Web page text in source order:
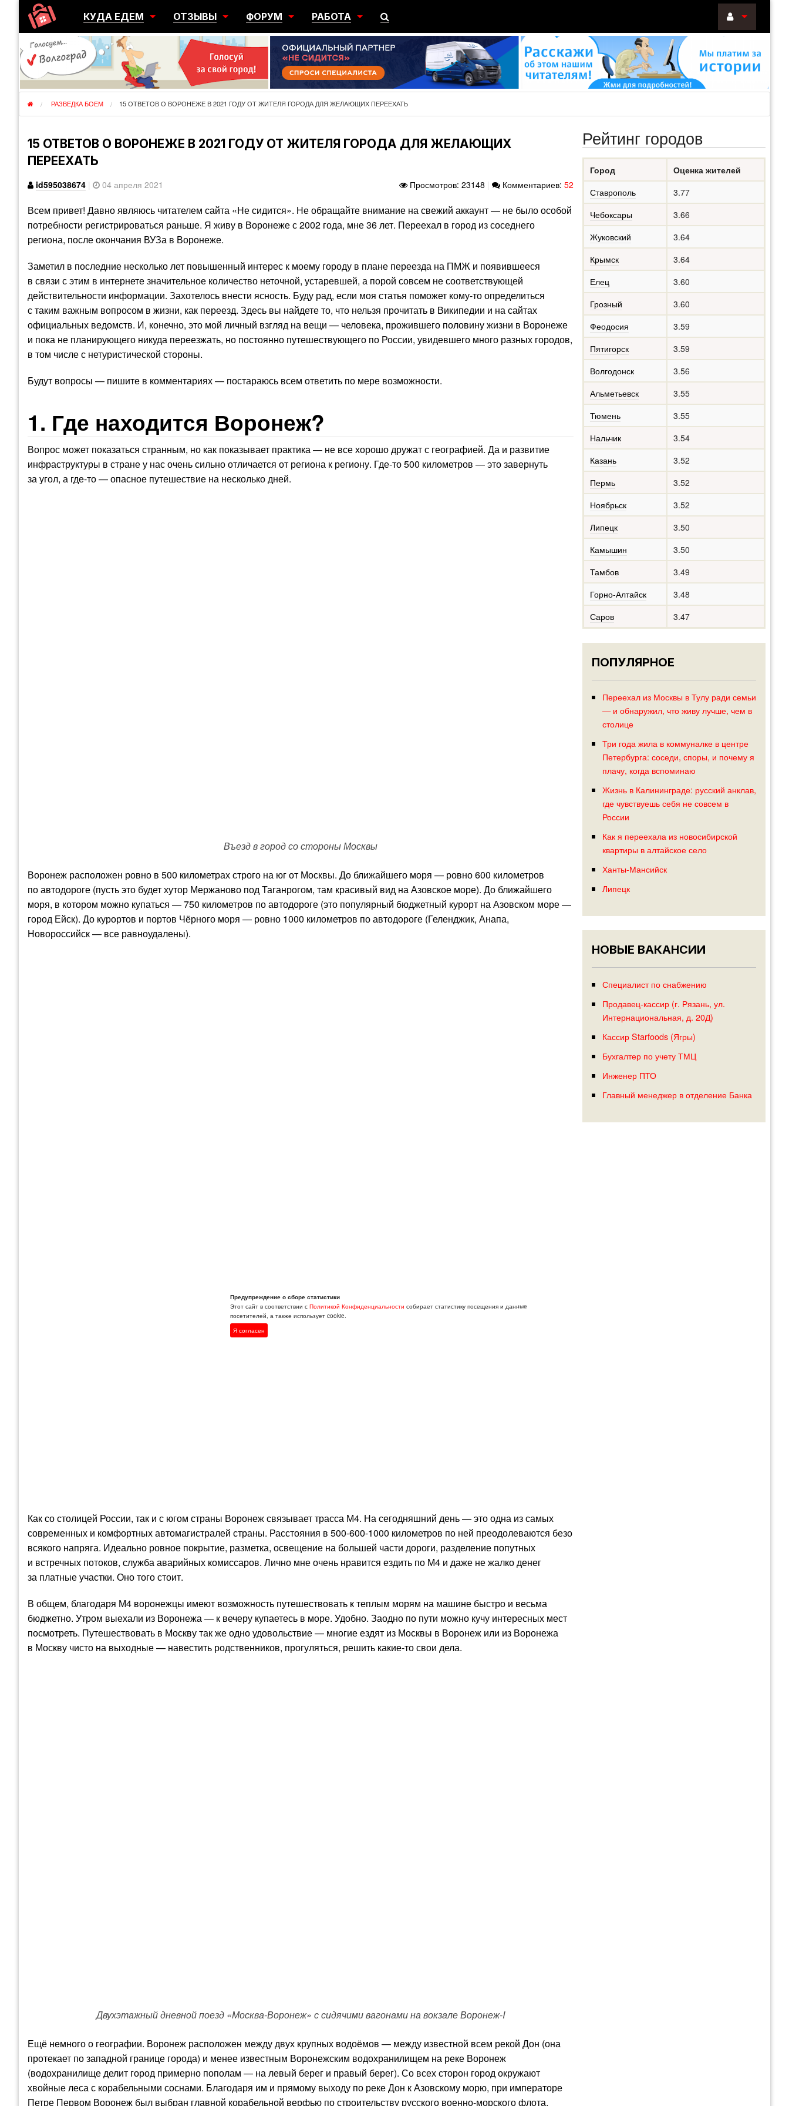
КУДА ЕДЕМ
ГОРОДА
РЕГИОНЫ
ОТЗЫВЫ
ПЕРЕЕЗДЫ
ЭМИГРАЦИЯ
ФОРУМ
ЮЖНЫЙ
РАБОТА
ПОИСК РАБОТЫ
РАЗМЕСТИТЬ ВАКАНСИЮ
Войти
РАЗВЕДКА БОЕМ 15 ОТВЕТОВ О ВОРОНЕЖЕ В 2021 ГОДУ ОТ ЖИТЕЛЯ ГОРОДА ДЛЯ ЖЕЛАЮЩИХ ПЕРЕЕХАТЬ
15 ОТВЕТОВ О ВОРОНЕЖЕ В 2021 ГОДУ ОТ ЖИТЕЛЯ ГОРОДА ДЛЯ ЖЕЛАЮЩИХ
ПЕРЕЕХАТЬ
id595038674 04 апреля 2021 Просмотров: 23148 Комментариев: 52
Всем привет! Давно являюсь читателем сайта «Не сидится». Не обращайте внимание на свежий аккаунт — не было особой
потребности регистрироваться раньше. Я живу в Воронеже с 2002 года, мне 36 лет. Переехал в город из соседнего
региона, после окончания ВУЗа в Воронеже.
Заметил в последние несколько лет повышенный интерес к моему городу в плане переезда на ПМЖ и появившееся
в связи с этим в интернете значительное количество неточной, устаревшей, а порой совсем не соответствующей
действительности информации. Захотелось внести ясность. Буду рад, если моя статья поможет кому-то определиться
с таким важным вопросом в жизни, как переезд. Здесь вы найдете то, что нельзя прочитать в Википедии и на сайтах
официальных ведомств. И, конечно, это мой личный взгляд на вещи — человека, прожившего половину жизни в Воронеже
и пока не планирующего никуда переезжать, но постоянно путешествующего по России, увидевшего много разных городов,
в том числе с нетуристической стороны.
Будут вопросы — пишите в комментариях — постараюсь всем ответить по мере возможности.
1. Где находится Воронеж?
Вопрос может показаться странным, но как показывает практика — не все хорошо дружат с географией. Да и развитие
инфраструктуры в стране у нас очень сильно отличается от региона к региону. Где-то 500 километров — это завернуть
за угол, а где-то — опасное путешествие на несколько дней.
Въезд в город со стороны Москвы
Воронеж расположен ровно в 500 километрах строго на юг от Москвы. До ближайшего моря — ровно 600 километров
по автодороге (пусть это будет хутор Мержаново под Таганрогом, там красивый вид на Азовское море). До ближайшего
моря, в котором можно купаться — 750 километров по автодороге (это популярный бюджетный курорт на Азовском море —
город Ейск). До курортов и портов Чёрного моря — ровно 1000 километров по автодороге (Геленджик, Анапа,
Новороссийск — все равноудалены).
Как со столицей России, так и с югом страны Воронеж связывает трасса М4. На сегодняшний день — это одна из самых
современных и комфортных автомагистралей страны. Расстояния в 500-600-1000 километров по ней преодолеваются безо
всякого напряга. Идеально ровное покрытие, разметка, освещение на большей части дороги, разделение попутных
и встречных потоков, служба аварийных комиссаров. Лично мне очень нравится ездить по М4 и даже не жалко денег
за платные участки. Оно того стоит.
В общем, благодаря М4 воронежцы имеют возможность путешествовать к теплым морям на машине быстро и весьма
бюджетно. Утром выехали из Воронежа — к вечеру купаетесь в море. Удобно. Заодно по пути можно кучу интересных мест
посмотреть. Путешествовать в Москву так же одно удовольствие — многие ездят из Москвы в Воронеж или из Воронежа
в Москву чисто на выходные — навестить родственников, прогуляться, решить какие-то свои дела.
Двухэтажный дневной поезд «Москва-Воронеж» с сидячими вагонами на вокзале Воронеж-I
Ещё немного о географии. Воронеж расположен между двух крупных водоёмов — между известной всем рекой Дон (она
протекает по западной границе города) и менее известным Воронежским водохранилищем на реке Воронеж
(водохранилище делит город примерно пополам — на левый берег и правый берег). Со всех сторон город окружают
хвойные леса с корабельными соснами. Благодаря им и прямому выходу по реке Дон к Азовскому морю, при императоре
Петре Первом Воронеж был выбран главной корабельной верфью по строительству русского военно-морского флота.
Рейтинг городов
Город
Оценка жителей
Ставрополь
3.77
Чебоксары
3.66
Жуковский
3.64
Крымск
3.64
Елец
3.60
Грозный
3.60
Феодосия
3.59
Пятигорск
3.59
Волгодонск
3.56
Альметьевск
3.55
Тюмень
3.55
Нальчик
3.54
Казань
3.52
Пермь
3.52
Ноябрьск
3.52
Липецк
3.50
Камышин
3.50
Тамбов
3.49
Горно-Алтайск
3.48
Саров
3.47
ПОПУЛЯРНОЕ
Переехал из Москвы в Тулу ради семьи
— и обнаружил, что живу лучше, чем в
столице
Три года жила в коммуналке в центре
Петербурга: соседи, споры, и почему я
плачу, когда вспоминаю
Жизнь в Калининграде: русский анклав,
где чувствуешь себя не совсем в
России
Как я переехала из новосибирской
квартиры в алтайское село
Ханты-Мансийск
Липецк
НОВЫЕ ВАКАНСИИ
Специалист по снабжению
Продавец-кассир (г. Рязань, ул.
Интернациональная, д. 20Д)
Кассир Starfoods (Ягры)
Бухгалтер по учету ТМЦ
Инженер ПТО
Главный менеджер в отделение Банка
Предупреждение о сборе статистики
Этот сайт в соответствии с Политикой Конфиденциальности собирает статистику посещения и данные
посетителей, а также использует cookie.
Я согласен